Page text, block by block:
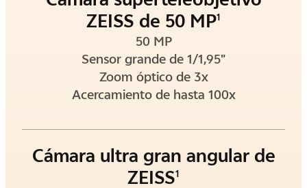
ZEISS de 50 MP1
50 MP
Sensor grande de 1/1,95"
Zoom óptico de 3x
Acercamiento de hasta 100x
Cámara ultra gran angular de
ZEISS1